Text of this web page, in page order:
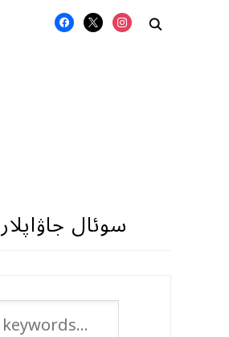
FACEBOOK
X INSTAGRAM
سوئال جاۋاپلار